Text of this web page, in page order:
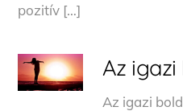
pozitív […]
Az igazi
Az igazi